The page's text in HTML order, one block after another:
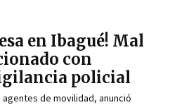
en Ibagué! Mal
con
policial
de movilidad, anunció